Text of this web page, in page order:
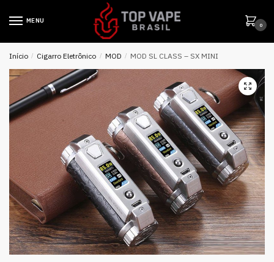
MENU
0
Início / Cigarro Eletrônico / MOD / MOD SL CLASS – SX MINI